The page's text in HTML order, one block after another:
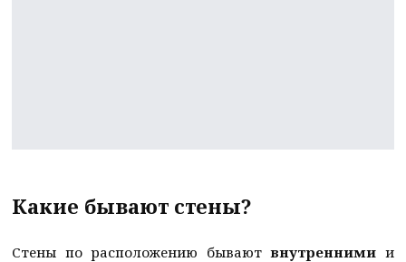
Какие бывают стены?
Стены по расположению бываютвнутренними и